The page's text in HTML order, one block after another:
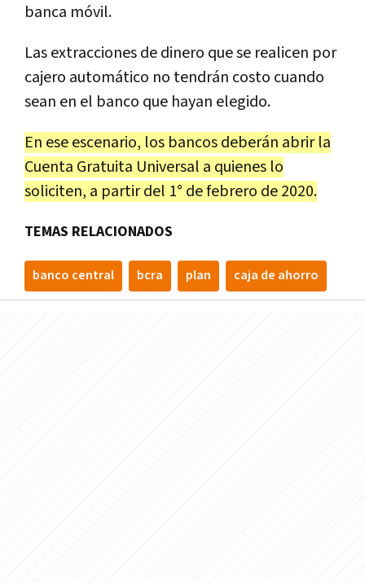
banca móvil.
Las extracciones de dinero que se realicen por
cajero automático no tendrán costo cuando
sean en el banco que hayan elegido.
En ese escenario, los bancos deberán abrir la
Cuenta Gratuita Universal a quienes lo
soliciten, a partir del 1° de febrero de 2020.
TEMAS RELACIONADOS
banco central bcra plan caja de ahorro